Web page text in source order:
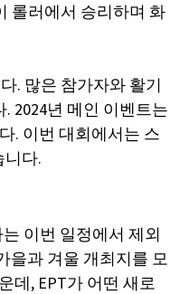
롤러에서 승리하며 화
. 많은 참가자와 활기
2024년 메인 이벤트는
. 이번 대회에서는 스
니다.
이번 일정에서 제외
을과 겨울 개최지를 모
데, EPT가 어떤 새로